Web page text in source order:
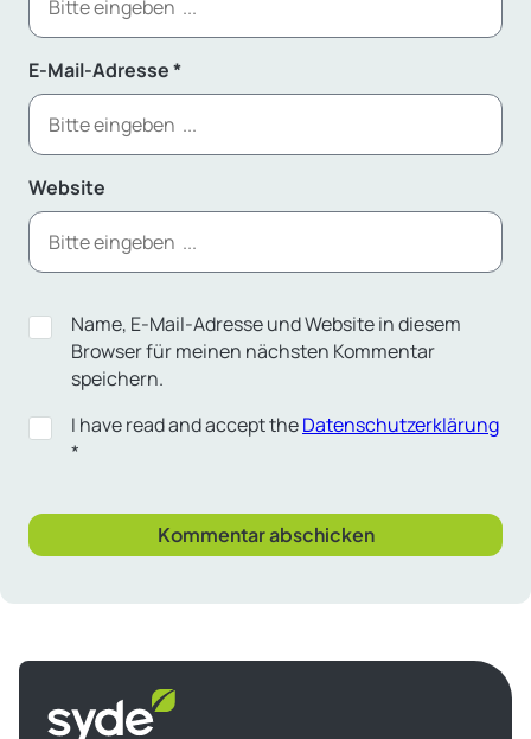
E-Mail-Adresse*
Website
Name, E-Mail-Adresse und Website in diesem
Browser für meinen nächsten Kommentar
speichern.
I have read and accept theDatenschutzerklärung
*
Syde
Startseite